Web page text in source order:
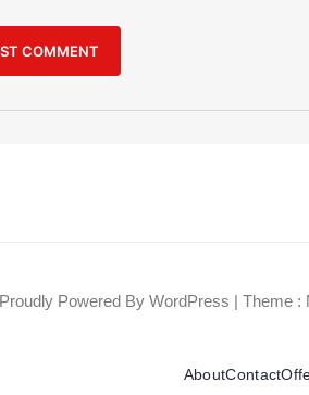
Proudly Powered By WordPress Theme :
AboutContact